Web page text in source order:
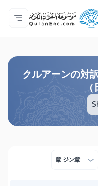
ホーム
対訳の目次
Audio
開発者向け提供
事業内容
お問い合わせ
言語
クルアーンの対
章 ジン章